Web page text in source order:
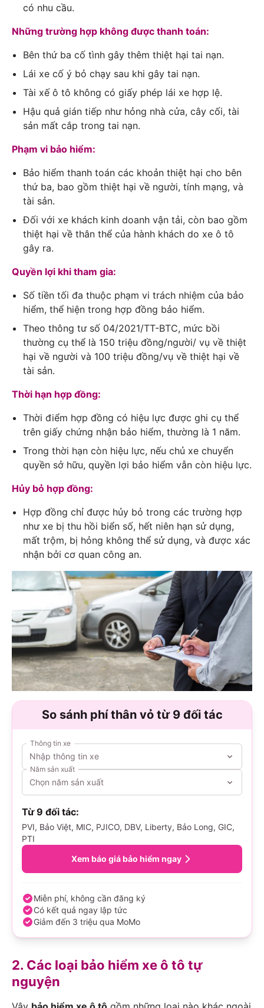
có nhu cầu.
Những trường hợp không được thanh toán:
Bên thứ ba cố tình gây thêm thiệt hại tai nạn.
Lái xe cố ý bỏ chạy sau khi gây tai nạn.
Tài xế ô tô không có giấy phép lái xe hợp lệ.
Hậu quả gián tiếp như hỏng nhà cửa, cây cối, tài
sản mất cắp trong tai nạn.
Phạm vi bảo hiểm:
Bảo hiểm thanh toán các khoản thiệt hại cho bên
thứ ba, bao gồm thiệt hại về người, tính mạng, và
tài sản.
Đối với xe khách kinh doanh vận tải, còn bao gồm
thiệt hại về thân thể của hành khách do xe ô tô
gây ra.
Quyền lợi khi tham gia:
Số tiền tối đa thuộc phạm vi trách nhiệm của bảo
hiểm, thể hiện trong hợp đồng bảo hiểm.
Theo thông tư số 04/2021/TT-BTC, mức bồi
thường cụ thể là 150 triệu đồng/người/ vụ về thiệt
hại về người và 100 triệu đồng/vụ về thiệt hại về
tài sản.
Thời hạn hợp đồng:
Thời điểm hợp đồng có hiệu lực được ghi cụ thể
trên giấy chứng nhận bảo hiểm, thường là 1 năm.
Trong thời hạn còn hiệu lực, nếu chủ xe chuyển
quyền sở hữu, quyền lợi bảo hiểm vẫn còn hiệu lực.
Hủy bỏ hợp đồng:
Hợp đồng chỉ được hủy bỏ trong các trường hợp
như xe bị thu hồi biển số, hết niên hạn sử dụng,
mất trộm, bị hỏng không thể sử dụng, và được xác
nhận bởi cơ quan công an.
So sánh phí thân vỏ từ 9 đối tác
Thông tin xe
Nhập thông tin xe
Năm sản xuất
Chọn năm sản xuất
Từ 9 đối tác:
PVI, Bảo Việt, MIC, PJICO, DBV, Liberty, Bảo Long, GIC,
PTI
Xem báo giá bảo hiểm ngay
Miễn phí, không cần đăng ký
Có kết quả ngay lập tức
Giảm đến 3 triệu qua MoMo
2. Các loại bảo hiểm xe ô tô tự
nguyện